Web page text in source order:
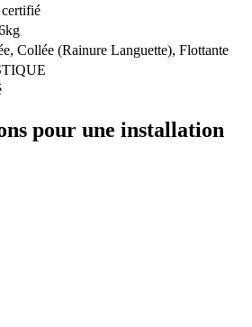
Collée (Rainure Languette), Flottante
pour une installation